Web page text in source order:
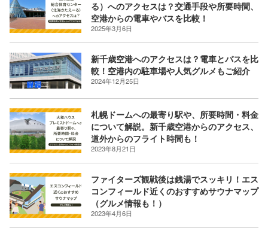
る）へのアクセスは？交通手段や所要時間、
空港からの電車やバスを比較！
2025年3月6日
新千歳空港へのアクセスは？電車とバスを比
較！空港内の駐車場や人気グルメもご紹介
2024年12月25日
札幌ドームへの最寄り駅や、所要時間・料金
について解説。新千歳空港からのアクセス、
道外からのフライト時間も！
2023年8月21日
ファイターズ観戦後は銭湯でスッキリ！エス
コンフィールド近くのおすすめサウナマップ
（グルメ情報も！）
2023年4月6日